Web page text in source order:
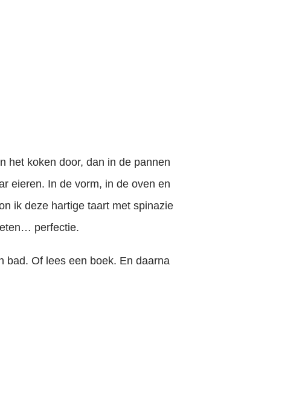
het koken door, dan in de pannen
eieren. In de vorm, in de oven en
ik deze hartige taart met spinazie
perfectie.
bad. Of lees een boek. En daarna